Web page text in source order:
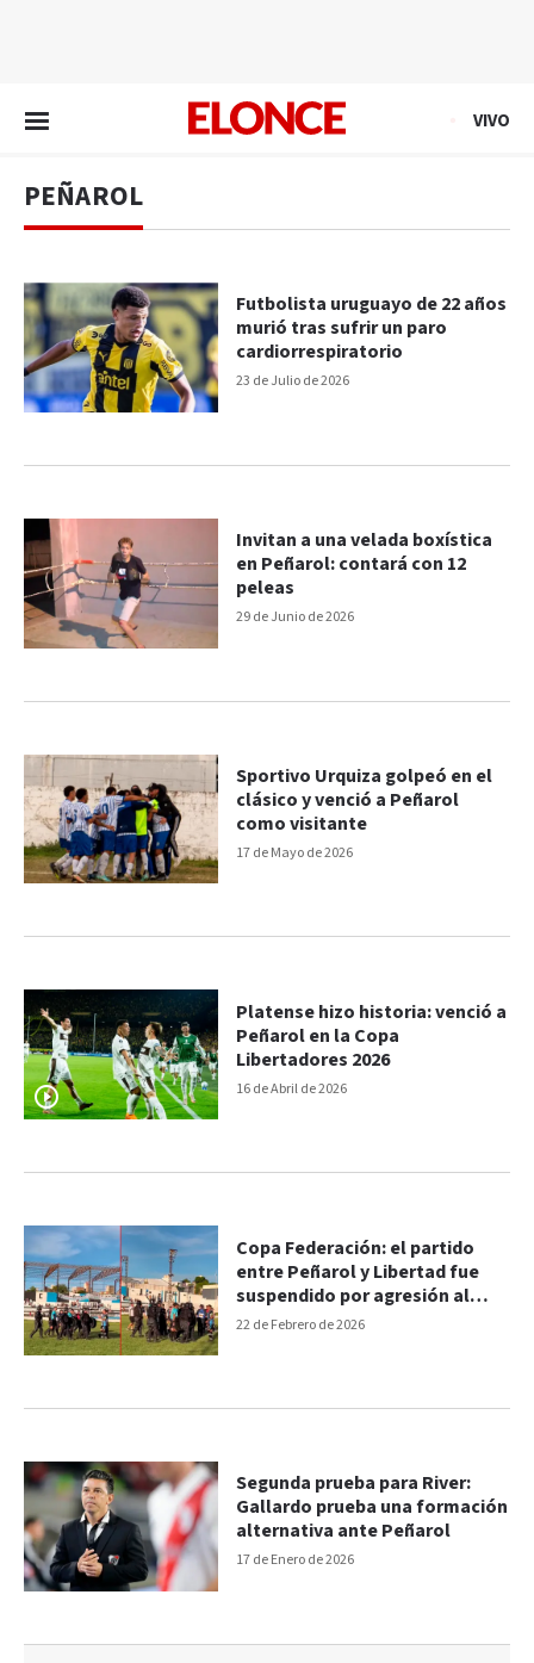
VIVO
PEÑAROL
23 de Julio de 2026
Futbolista uruguayo de 22 años
murió tras sufrir un paro
cardiorrespiratorio
29 de Junio de 2026
Invitan a una velada boxística
en Peñarol: contará con 12
peleas
17 de Mayo de 2026
Sportivo Urquiza golpeó en el
clásico y venció a Peñarol
como visitante
16 de Abril de 2026
Platense hizo historia: venció a
Peñarol en la Copa
Libertadores 2026
22 de Febrero de 2026
Copa Federación: el partido
entre Peñarol y Libertad fue
suspendido por agresión al
árbitro
17 de Enero de 2026
Segunda prueba para River:
Gallardo prueba una formación
alternativa ante Peñarol